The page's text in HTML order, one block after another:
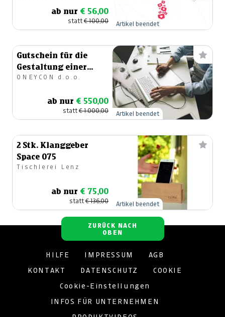
ab nur € 56,00
statt€ 100,00 Artikel beendet
Gutschein für die
Gestaltung einer
Homepage im Wert
ONEYCON d.o.o.
ab nur € 550,00
statt€ 1.000,00 Artikel beendet
2 Stk. Klanggeber
Space 075
Tischlerei Lenz
ab nur € 75,00
statt€ 136,00 Artikel beendet
ZURÜCK NACH
OBEN
HILFE IMPRESSUM AGB
KONTAKT DATENSCHUTZ COOKIE
Cookie-Einstellungen
INFOS FÜR UNTERNEHMEN